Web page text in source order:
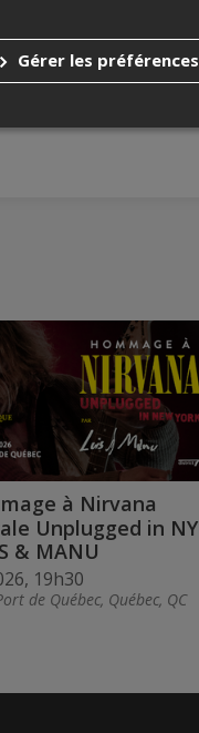
à mobilité réduite
à Nirvana
Unplugged in NY
& MANU
19h30
de Québec, Québec, QC
Gérer les préférences